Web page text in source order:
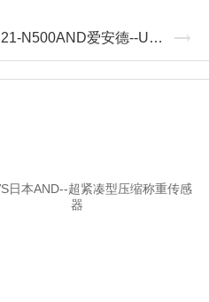
LCCU21-N500AND爱安德--USB输出紧凑型压缩称重传感器